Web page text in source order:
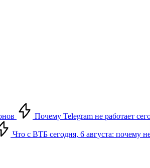
Почему Telegram не работает
Что с ВТБ сегодня, 6 августа: почему